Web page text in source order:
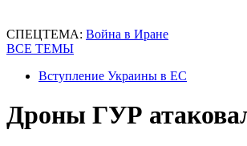
СПЕЦТЕМА: Война в Иране
ВСЕ ТЕМЫ
Вступление Украины в ЕС
Дроны ГУР